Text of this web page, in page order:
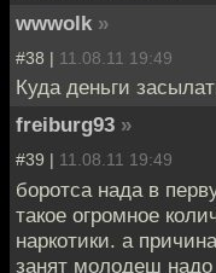
wwwolk »
#38 | 11.08.11 19:49
Куда деньги
freiburg93 »
#39 | 11.08.11 19:49
боротса нада в
такое огромное
наркотики. а
занят молодеш надо